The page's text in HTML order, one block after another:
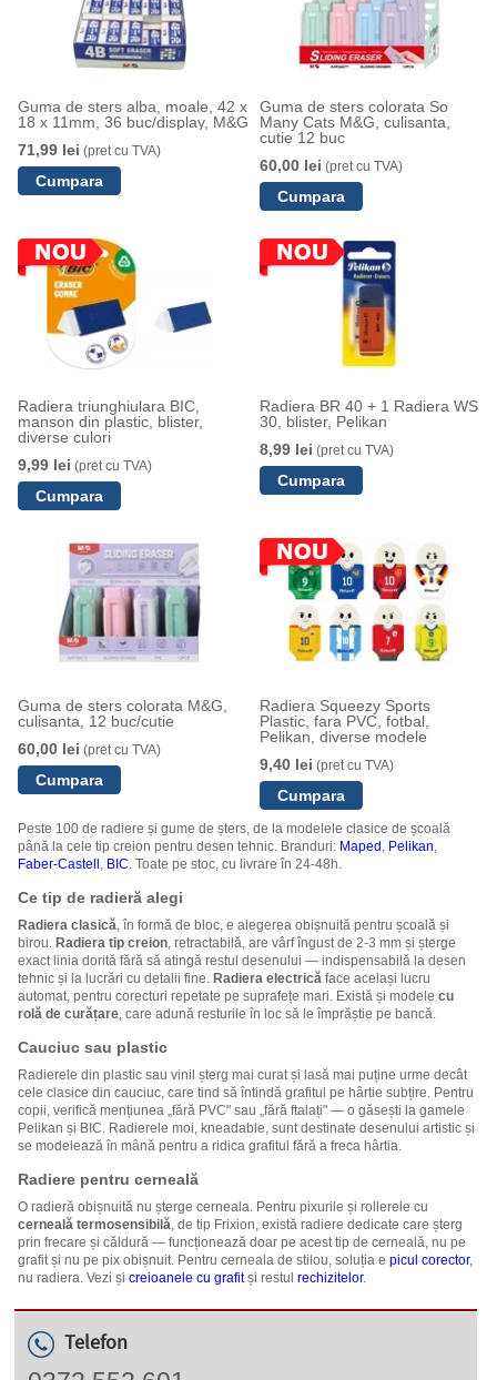
Guma de sters alba, moale, 42 x
18 x 11mm, 36 buc/display, M&G
71,99 lei (pret cu TVA)
Guma de sters colorata So
Many Cats M&G, culisanta,
cutie 12 buc
60,00 lei (pret cu TVA)
Radiera triunghiulara BIC,
manson din plastic, blister,
diverse culori
9,99 lei (pret cu TVA)
Radiera BR 40 + 1 Radiera WS
30, blister, Pelikan
8,99 lei (pret cu TVA)
Guma de sters colorata M&G,
culisanta, 12 buc/cutie
60,00 lei (pret cu TVA)
Radiera Squeezy Sports
Plastic, fara PVC, fotbal,
Pelikan, diverse modele
9,40 lei (pret cu TVA)
Peste 100 de radiere și gume de șters, de la modelele clasice de școală
până la cele tip creion pentru desen tehnic. Branduri: Maped , Pelikan,
Faber-Castell , BIC. Toate pe stoc, cu livrare în 24-48h.
Ce tip de radieră alegi
Radiera clasică, în formă de bloc, e alegerea obișnuită pentru școală și
birou. Radiera tip creion, retractabilă, are vârf îngust de 2-3 mm și șterge
exact linia dorită fără să atingă restul desenului — indispensabilă la desen
tehnic și la lucrări cu detalii fine. Radiera electricăface același lucru
automat, pentru corecturi repetate pe suprafețe mari. Există și modele cu
rolă de curățare, care adună resturile în loc să le împrăștie pe bancă.
Cauciuc sau plastic
Radierele din plastic sau vinil șterg mai curat și lasă mai puține urme decât
cele clasice din cauciuc, care tind să întindă grafitul pe hârtie subțire. Pentru
copii, verifică mențiunea „fără PVC" sau „fără ftalați" — o găsești la gamele
Pelikan și BIC. Radierele moi, kneadable, sunt destinate desenului artistic și
se modelează în mână pentru a ridica grafitul fără a freca hârtia.
Radiere pentru cerneală
O radieră obișnuită nu șterge cerneala. Pentru pixurile și rollerele cu
cerneală termosensibilă, de tip Frixion, există radiere dedicate care șterg
prin frecare și căldură — funcționează doar pe acest tip de cerneală, nu pe
grafit și nu pe pix obișnuit. Pentru cerneala de stilou, soluția e picul corector,
nu radiera. Vezi și creioanele cu grafitși restul rechizitelor.
Telefon